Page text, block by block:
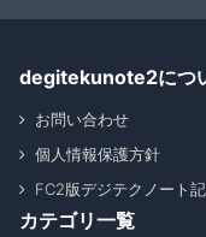
degitekunote2につ
お問い合わせ
個人情報保護方針
FC2版デジテクノート
カテゴリ一覧